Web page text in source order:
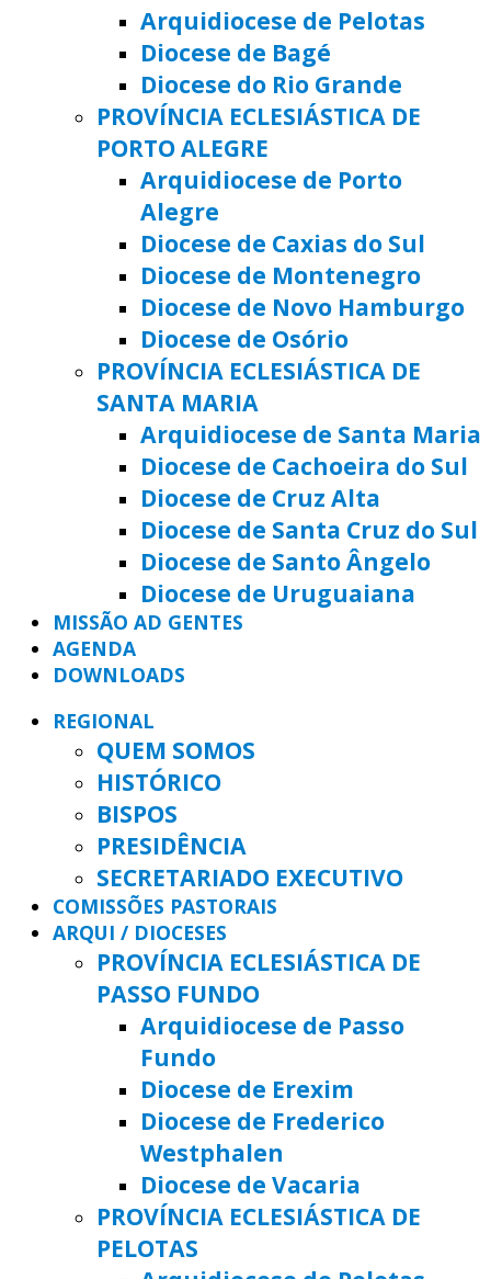
Arquidiocese de Pelotas
Diocese de Bagé
Diocese do Rio Grande
PROVÍNCIA ECLESIÁSTICA DE
PORTO ALEGRE
Arquidiocese de Porto
Alegre
Diocese de Caxias do Sul
Diocese de Montenegro
Diocese de Novo Hamburgo
Diocese de Osório
PROVÍNCIA ECLESIÁSTICA DE
SANTA MARIA
Arquidiocese de Santa Maria
Diocese de Cachoeira do Sul
Diocese de Cruz Alta
Diocese de Santa Cruz do Sul
Diocese de Santo Ângelo
Diocese de Uruguaiana
MISSÃO AD GENTES
AGENDA
DOWNLOADS
REGIONAL
QUEM SOMOS
HISTÓRICO
BISPOS
PRESIDÊNCIA
SECRETARIADO EXECUTIVO
COMISSÕES PASTORAIS
ARQUI / DIOCESES
PROVÍNCIA ECLESIÁSTICA DE
PASSO FUNDO
Arquidiocese de Passo
Fundo
Diocese de Erexim
Diocese de Frederico
Westphalen
Diocese de Vacaria
PROVÍNCIA ECLESIÁSTICA DE
PELOTAS